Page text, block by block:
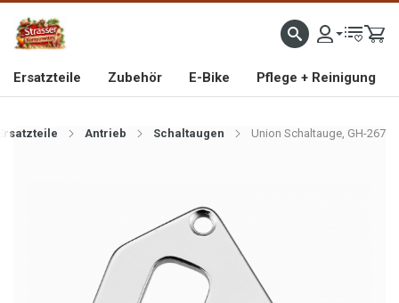
IMPORTEUR VON HOCHWERTIGEN FAHRRAD- UND MOFAERSATZTEILEN SEIT 1993
Ersatzteile Zubehör E-Bike Pflege + Reinigung
Antrieb Schaltaugen Union Schaltauge, GH-267